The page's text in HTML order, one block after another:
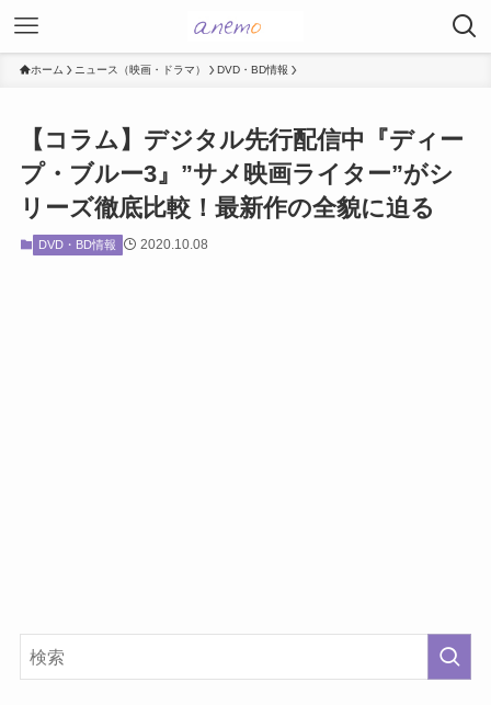
ホーム ニュース（映画・ドラマ） DVD・BD情報
【コラム】デジタル先行配信中『ディー
プ・ブルー3』”サメ映画ライター”がシ
リーズ徹底比較！最新作の全貌に迫る
DVD・BD情報 2020.10.08